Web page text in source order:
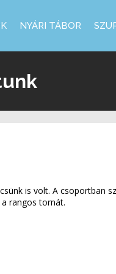
NYÁRI TÁBOR
is volt. A csoportban
rangos tornát.